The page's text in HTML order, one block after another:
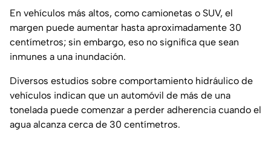
En vehículos más altos, como camionetas o SUV, el
margen puede aumentar hasta aproximadamente 30
centímetros; sin embargo, eso no significa que sean
inmunes a una inundación.
Diversos estudios sobre comportamiento hidráulico de
vehículos indican que un automóvil de más de una
tonelada puede comenzar a perder adherencia cuando el
agua alcanza cerca de 30 centímetros.